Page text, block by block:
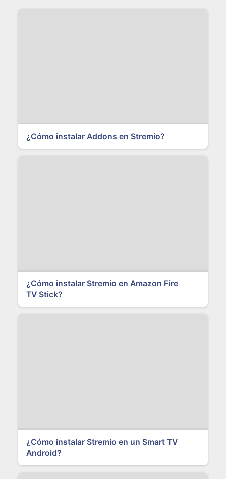
¿Cómo instalar Addons en Stremio?
¿Cómo instalar Stremio en Amazon Fire
TV Stick?
¿Cómo instalar Stremio en un Smart TV
Android?